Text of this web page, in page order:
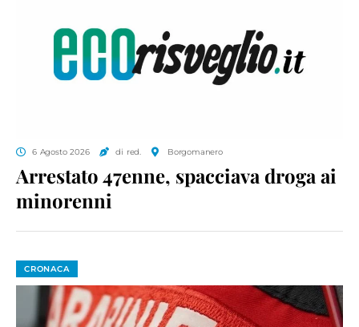
6 Agosto 2026 di red. Borgomanero
Arrestato 47enne, spacciava droga ai
minorenni
CRONACA